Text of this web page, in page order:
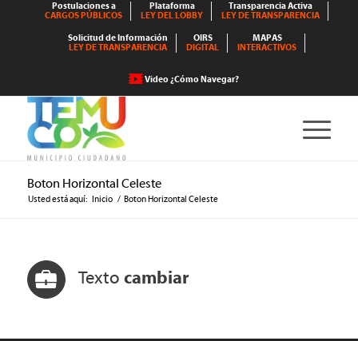
Postulaciones a
CARGOS PÚBLICOS
Plataforma
LEY DEL LOBBY
Transparencia Activa
LEY DE TRANSPARENCIA
Solicitud de Información
LEY DE TRANSPARENCIA
OIRS
DIGITAL
MAPAS
INTERACTIVOS
Video ¿Cómo Navegar?
Boton Horizontal Celeste
Usted está aquí: Inicio / Boton Horizontal Celeste
Texto cambiar